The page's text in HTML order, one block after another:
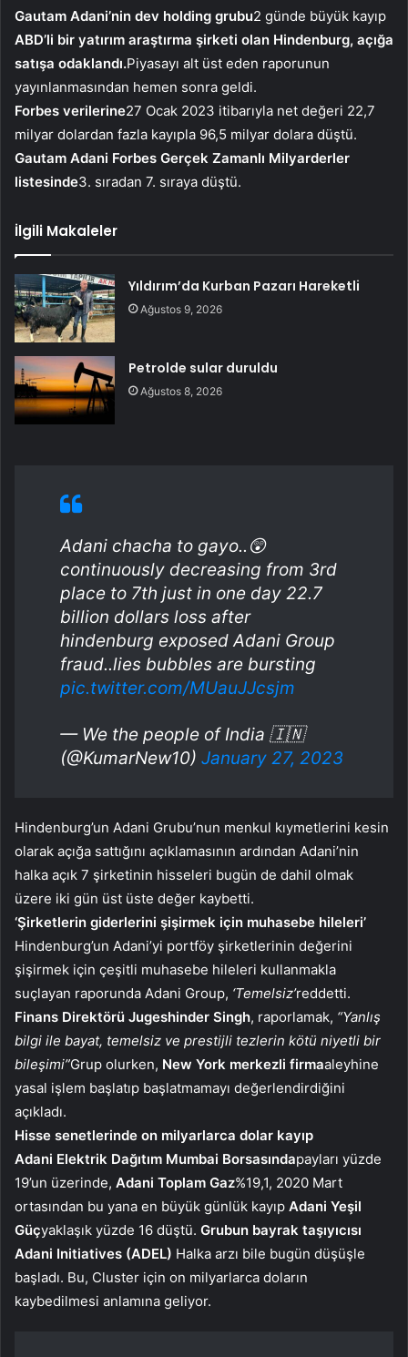
Gautam Adani’nin dev holding grubu2 günde büyük kayıp
ABD’li bir yatırım araştırma şirketi olan Hindenburg, açığa
satışa odaklandı.Piyasayı alt üst eden raporunun
yayınlanmasından hemen sonra geldi.
Forbes verilerine27 Ocak 2023 itibarıyla net değeri 22,7
milyar dolardan fazla kayıpla 96,5 milyar dolara düştü.
Gautam Adani Forbes Gerçek Zamanlı Milyarderler
listesinde3. sıradan 7. sıraya düştü.
İlgili Makaleler
Yıldırım’da Kurban Pazarı Hareketli
Ağustos 9, 2026
Petrolde sular duruldu
Ağustos 8, 2026
Adani chacha to gayo..😲
continuously decreasing from 3rd
place to 7th just in one day 22.7
billion dollars loss after
hindenburg exposed Adani Group
fraud..lies bubbles are bursting
pic.twitter.com/MUauJJcsjm
— We the people of India 🇮🇳
(@KumarNew10) January 27, 2023
Hindenburg’un Adani Grubu’nun menkul kıymetlerini kesin
olarak açığa sattığını açıklamasının ardından Adani’nin
halka açık 7 şirketinin hisseleri bugün de dahil olmak
üzere iki gün üst üste değer kaybetti.
‘Şirketlerin giderlerini şişirmek için muhasebe hileleri’
Hindenburg’un Adani’yi portföy şirketlerinin değerini
şişirmek için çeşitli muhasebe hileleri kullanmakla
suçlayan raporunda Adani Group, ‘Temelsiz’reddetti.
Finans Direktörü Jugeshinder Singh, raporlamak, “Yanlış
bilgi ile bayat, temelsiz ve prestijli tezlerin kötü niyetli bir
bileşimi”Grup olurken, New York merkezli firmaaleyhine
yasal işlem başlatıp başlatmamayı değerlendirdiğini
açıkladı.
Hisse senetlerinde on milyarlarca dolar kayıp
Adani Elektrik Dağıtım Mumbai Borsasındapayları yüzde
19’un üzerinde, Adani Toplam Gaz%19,1, 2020 Mart
ortasından bu yana en büyük günlük kayıp Adani Yeşil
Güçyaklaşık yüzde 16 düştü. Grubun bayrak taşıyıcısı
Adani Initiatives (ADEL) Halka arzı bile bugün düşüşle
başladı. Bu, Cluster için on milyarlarca doların
kaybedilmesi anlamına geliyor.